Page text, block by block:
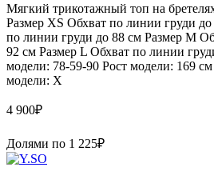
Мягкий трикотажный топ на
Размер XS Обхват по линии груди
по линии груди до 88 см Размер M
92 см Размер L Обхват по линии
модели: 78-59-90 Рост модели: 169 см
модели: X
4 900₽
Долями по 1 225₽